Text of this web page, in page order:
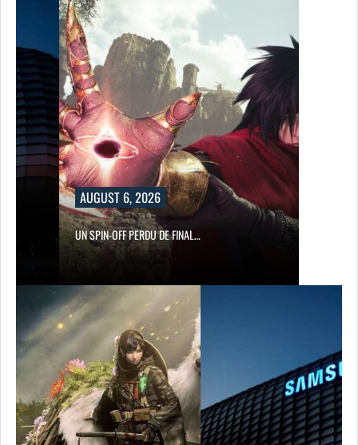
AUGUST 6, 2026
UN SPIN-OFF PERDU DE FINAL…